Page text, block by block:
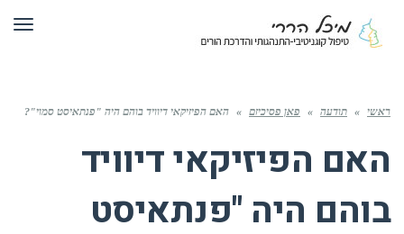
ראשי » תודעה » פאן פסיכיזם » האם הפיזיקאי דיוויד בוהם היה "פנתאיסט סמוי"?
האם הפיזיקאי דיוויד
בוהם היה "פנתאיסט